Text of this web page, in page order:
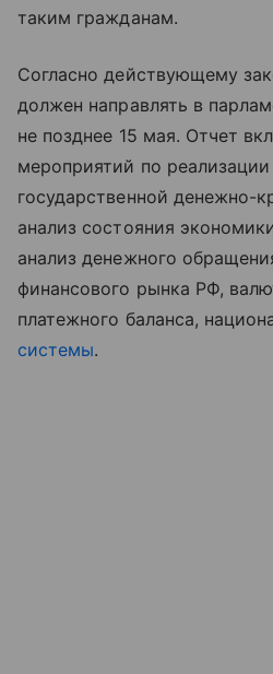
таким гражданам.
Согласно действующему
должен направлять в
не позднее 15 мая. Отчет
мероприятий по
государственной денежно-
анализ состояния
анализ денежного
финансового рынка РФ,
платежного баланса,
системы.